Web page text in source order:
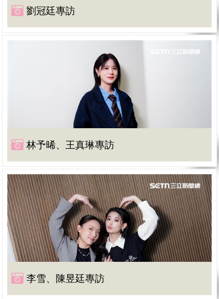
劉冠廷專訪
林予晞、王真琳專訪
李雪、陳昱廷專訪